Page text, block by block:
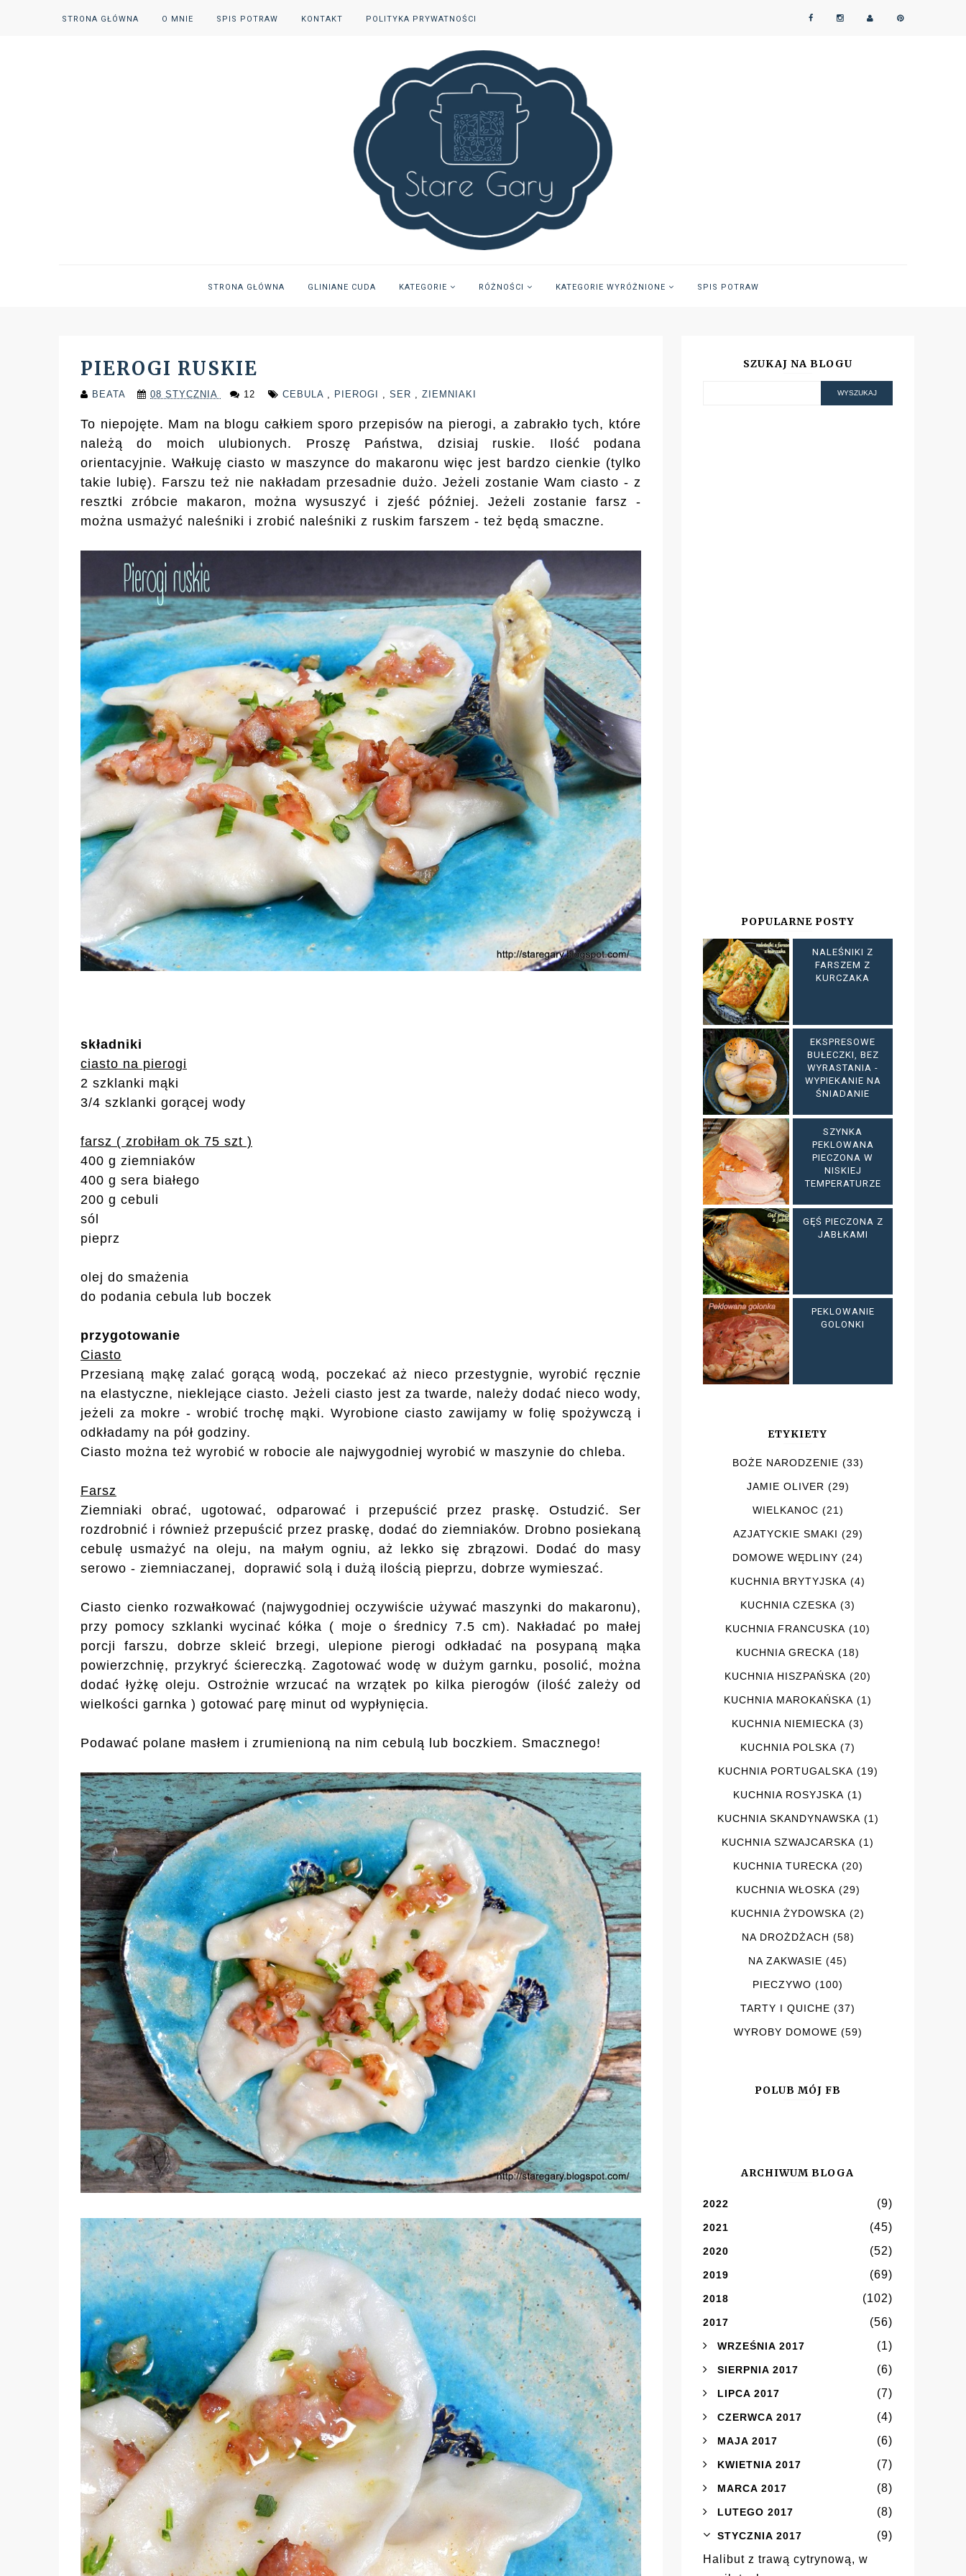
STRONA GŁÓWNA O MNIE SPIS POTRAW KONTAKT POLITYKA PRYWATNOŚCI
STRONA GŁÓWNA GLINIANE CUDA KATEGORIE RÓŻNOŚCI KATEGORIE WYRÓŻNIONE SPIS POTRAW
PIEROGI RUSKIE
BEATA 08 STYCZNIA 12 CEBULA PIEROGI SER ZIEMNIAKI
To niepojęte. Mam na blogu całkiem sporo przepisów na pierogi, a zabrakło tych, które
należą do moich ulubionych. Proszę Państwa, dzisiaj ruskie. Ilość podana
orientacyjnie. Wałkuję ciasto w maszynce do makaronu więc jest bardzo cienkie (tylko
takie lubię). Farszu też nie nakładam przesadnie dużo. Jeżeli zostanie Wam ciasto - z
resztki zróbcie makaron, można wysuszyć i zjeść później. Jeżeli zostanie farsz -
można usmażyć naleśniki i zrobić naleśniki z ruskim farszem - też będą smaczne.
składniki
ciasto na pierogi
2 szklanki mąki
3/4 szklanki gorącej wody
farsz ( zrobiłam ok 75 szt )
400 g ziemniaków
400 g sera białego
200 g cebuli
sól
pieprz
olej do smażenia
do podania cebula lub boczek
przygotowanie
Ciasto
Przesianą mąkę zalać gorącą wodą, poczekać aż nieco przestygnie, wyrobić ręcznie
na elastyczne, nieklejące ciasto. Jeżeli ciasto jest za twarde, należy dodać nieco wody,
jeżeli za mokre - wrobić trochę mąki. Wyrobione ciasto zawijamy w folię spożywczą i
odkładamy na pół godziny.
Ciasto można też wyrobić w robocie ale najwygodniej wyrobić w maszynie do chleba.
Farsz
Ziemniaki obrać, ugotować, odparować i przepuścić przez praskę. Ostudzić. Ser
rozdrobnić i również przepuścić przez praskę, dodać do ziemniaków. Drobno posiekaną
cebulę usmażyć na oleju, na małym ogniu, aż lekko się zbrązowi. Dodać do masy
serowo - ziemniaczanej, doprawić solą i dużą ilością pieprzu, dobrze wymieszać.
Ciasto cienko rozwałkować (najwygodniej oczywiście używać maszynki do makaronu),
przy pomocy szklanki wycinać kółka ( moje o średnicy 7.5 cm). Nakładać po małej
porcji farszu, dobrze skleić brzegi, ulepione pierogi odkładać na posypaną mąka
powierzchnię, przykryć ściereczką. Zagotować wodę w dużym garnku, posolić, można
dodać łyżkę oleju. Ostrożnie wrzucać na wrzątek po kilka pierogów (ilość zależy od
wielkości garnka ) gotować parę minut od wypłynięcia.
Podawać polane masłem i zrumienioną na nim cebulą lub boczkiem. Smacznego!
SZUKAJ NA BLOGU
POPULARNE POSTY
NALEŚNIKI Z
FARSZEM Z
KURCZAKA
EKSPRESOWE
BUŁECZKI, BEZ
WYRASTANIA -
WYPIEKANIE NA
ŚNIADANIE
SZYNKA
PEKLOWANA
PIECZONA W
NISKIEJ
TEMPERATURZE
GĘŚ PIECZONA Z
JABŁKAMI
PEKLOWANIE
GOLONKI
ETYKIETY
BOŻE NARODZENIE (33)
JAMIE OLIVER (29)
WIELKANOC (21)
AZJATYCKIE SMAKI (29)
DOMOWE WĘDLINY (24)
KUCHNIA BRYTYJSKA (4)
KUCHNIA CZESKA (3)
KUCHNIA FRANCUSKA (10)
KUCHNIA GRECKA (18)
KUCHNIA HISZPAŃSKA (20)
KUCHNIA MAROKAŃSKA (1)
KUCHNIA NIEMIECKA (3)
KUCHNIA POLSKA (7)
KUCHNIA PORTUGALSKA (19)
KUCHNIA ROSYJSKA (1)
KUCHNIA SKANDYNAWSKA (1)
KUCHNIA SZWAJCARSKA (1)
KUCHNIA TURECKA (20)
KUCHNIA WŁOSKA (29)
KUCHNIA ŻYDOWSKA (2)
NA DROŻDŻACH (58)
NA ZAKWASIE (45)
PIECZYWO (100)
TARTY I QUICHE (37)
WYROBY DOMOWE (59)
POLUB MÓJ FB
ARCHIWUM BLOGA
2022 (9)
2021 (45)
2020 (52)
2019 (69)
2018 (102)
2017 (56)
WRZEŚNIA 2017 (1)
SIERPNIA 2017 (6)
LIPCA 2017 (7)
CZERWCA 2017 (4)
MAJA 2017 (6)
KWIETNIA 2017 (7)
MARCA 2017 (8)
LUTEGO 2017 (8)
STYCZNIA 2017
(9)
Halibut z trawą cytrynową, w